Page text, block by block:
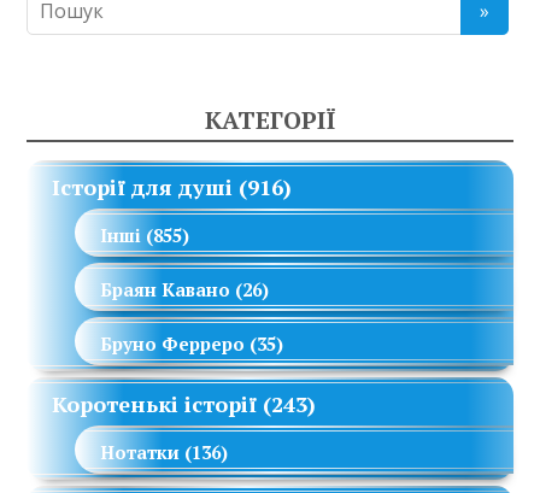
КАТЕГОРІЇ
Історії для душі (916)
Інші (855)
Браян Кавано (26)
Бруно Ферреро (35)
Коротенькі історії (243)
Нотатки (136)